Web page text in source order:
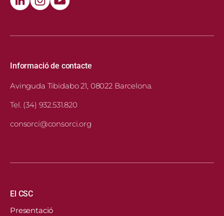
Informació de contacte
Avinguda Tibidabo 21, 08022 Barcelona.
Tel. (34) 932.531.820
consorci@consorci.org
Navegació principal
El CSC
Presentació